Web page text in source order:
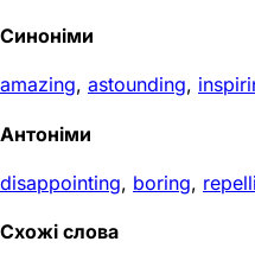
Синоніми
amazing, astounding,
Антоніми
disappointing, boring,
Схожі слова